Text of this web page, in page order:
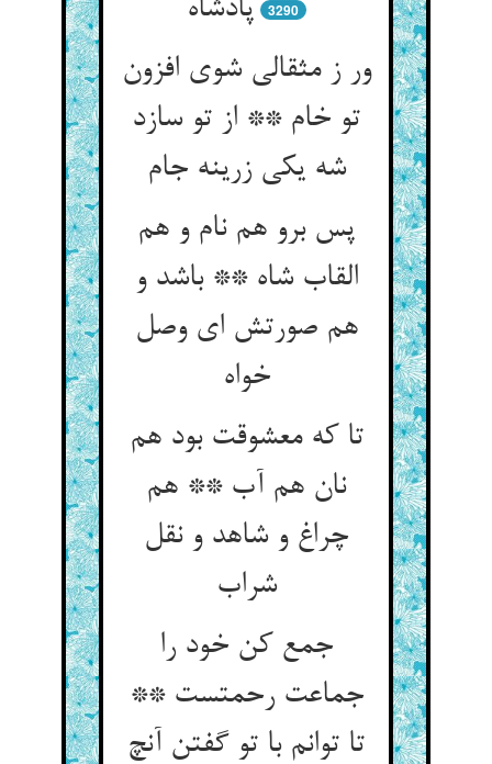
پادشاه
3290
ور ز مثقالی شوی افزون
تو خام ** از تو سازد
شه یکی زرینه جام
پس برو هم نام و هم
القاب شاه ** باشد و
هم صورتش ای وصل
خواه
تا که معشوقت بود هم
نان هم آب ** هم
چراغ و شاهد و نقل
شراب
جمع کن خود را
جماعت رحمتست **
تا توانم با تو گفتن آنچ